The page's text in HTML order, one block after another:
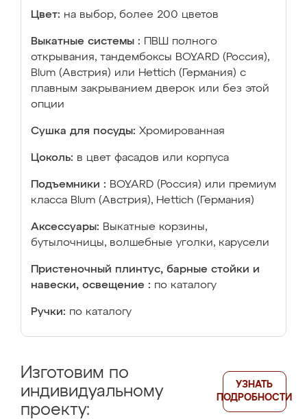
Цвет: на выбор, более 200 цветов
Выкатные системы :
ПВШ полного
открывания, тандембоксы BOYARD (Россия),
Blum (Австрия) или Hettich (Германия) с
плавным закрыванием дверок или без этой
опции
Сушка для посуды: Хромированная
Цоколь: в цвет фасадов или корпуса
Подъемники : BOYARD (Россия) или премиум
класса Blum (Австрия), Hettich (Германия)
Аксессуары: Выкатные корзины,
бутылочницы, волшебные уголки, карусели
Пристеночный плинтус, барные стойки и
навески, освещение : по каталогу
Ручки: по каталогу
Изготовим по
индивидуальному
проекту:
УЗНАТЬ
ПОДРОБНОСТИ